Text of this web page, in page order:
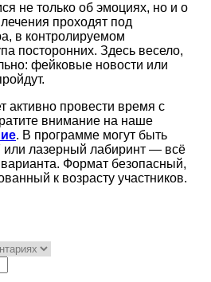
не только об эмоциях, но и о
проходят под
в контролируемом
посторонних. Здесь весело,
фейковые новости или
активно провести время с
внимание на наше
. В программе могут быть
или лазерный лабиринт — всё
Формат безопасный,
к возрасту участников.